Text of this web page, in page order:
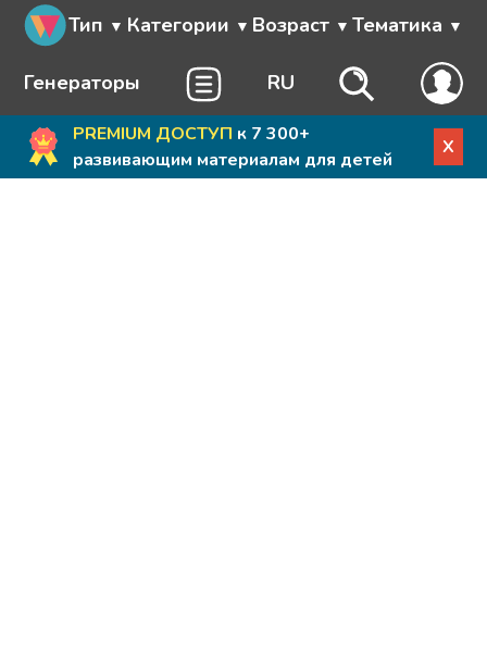
Тип Категории Возраст Тематика
Генераторы RU
PREMIUM ДОСТУП к 7 300+
развивающим материалам для детей
X